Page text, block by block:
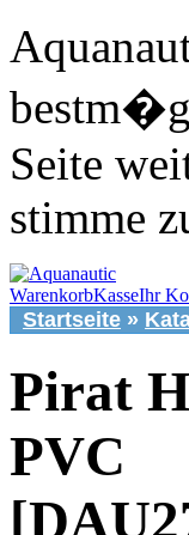
Seite
stimme
WarenkorbKasseIhr
Startseite »
Pirat
PVC